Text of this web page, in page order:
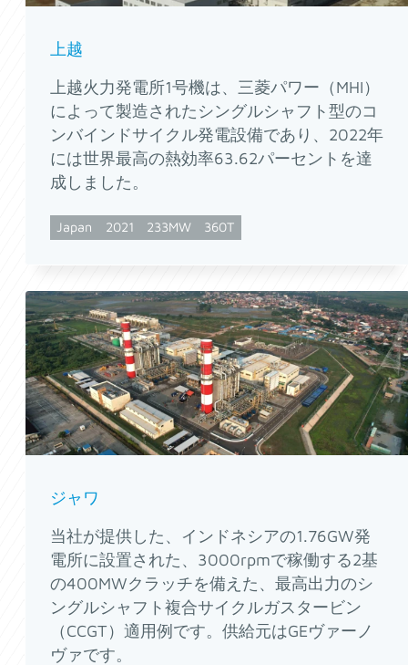
上越
上越火力発電所1号機は、三菱パワー（MHI）
によって製造されたシングルシャフト型のコ
ンバインドサイクル発電設備であり、2022年
には世界最高の熱効率63.62パーセントを達
成しました。
Japan 2021 233MW 360T
ジャワ
当社が提供した、インドネシアの1.76GW発
電所に設置された、3000rpmで稼働する2基
の400MWクラッチを備えた、最高出力のシ
ングルシャフト複合サイクルガスタービン
（CCGT）適用例です。供給元はGEヴァーノ
ヴァです。